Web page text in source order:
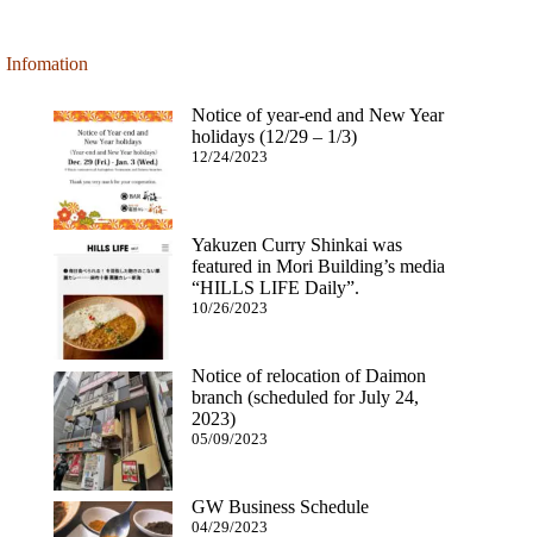
Infomation
Notice of year-end and New Year
holidays (12/29 – 1/3)
12/24/2023
Yakuzen Curry Shinkai was
featured in Mori Building’s media
“HILLS LIFE Daily”.
10/26/2023
Notice of relocation of Daimon
branch (scheduled for July 24,
2023)
05/09/2023
GW Business Schedule
04/29/2023